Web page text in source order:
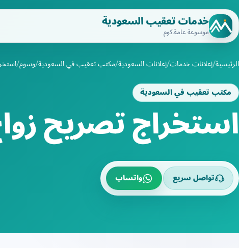
خدمات تعقيب السعودية
موسوعة عامة.كوم
الرئيسية إعلانات خدمات إعلانات السعودية مكتب تعقيب في السعودية وسوم
مكتب تعقيب في السعودية
استخراج تصريح
تواصل سريع واتساب